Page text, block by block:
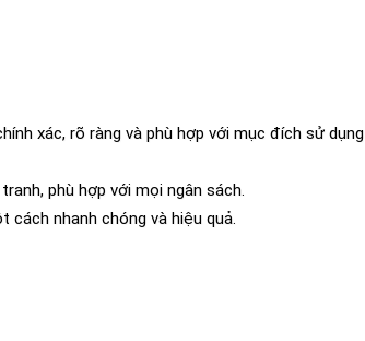
xác, rõ ràng và phù hợp với mục đích sử dụng
phù hợp với mọi ngân sách.
cách nhanh chóng và hiệu quả.